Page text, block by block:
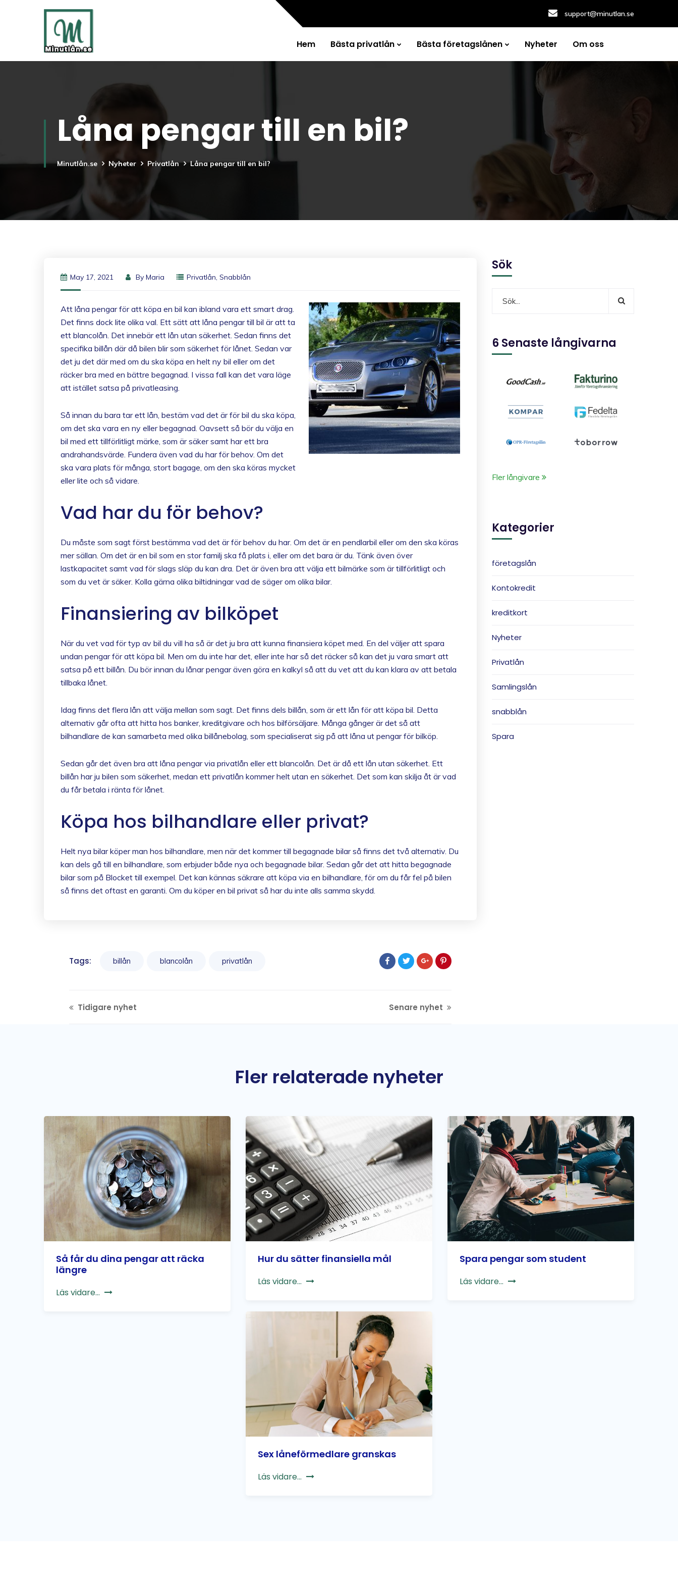
support@minutlan.se
Hem Bästa privatlån Bästa företagslånen Nyheter Om oss
Låna pengar till en bil?
Minutlån.se Nyheter Privatlån Låna pengar till en bil?
May 17, 2021 By Maria Privatlån, Snabblån
Att låna pengar för att köpa en bil kan ibland vara ett smart drag.
Det finns dock lite olika val. Ett sätt att låna pengar till bil är att ta
ett blancolån. Det innebär ett lån utan säkerhet. Sedan finns det
specifika billån där då bilen blir som säkerhet för lånet. Sedan var
det ju det där med om du ska köpa en helt ny bil eller om det
räcker bra med en bättre begagnad. I vissa fall kan det vara läge
att istället satsa på privatleasing.
Så innan du bara tar ett lån, bestäm vad det är för bil du ska köpa,
om det ska vara en ny eller begagnad. Oavsett så bör du välja en
bil med ett tillförlitligt märke, som är säker samt har ett bra
andrahandsvärde. Fundera även vad du har för behov. Om det
ska vara plats för många, stort bagage, om den ska köras mycket
eller lite och så vidare.
Vad har du för behov?
Du måste som sagt först bestämma vad det är för behov du har. Om det är en pendlarbil eller om den ska köras
mer sällan. Om det är en bil som en stor familj ska få plats i, eller om det bara är du. Tänk även över
lastkapacitet samt vad för slags släp du kan dra. Det är även bra att välja ett bilmärke som är tillförlitligt och
som du vet är säker. Kolla gärna olika biltidningar vad de säger om olika bilar.
Finansiering av bilköpet
När du vet vad för typ av bil du vill ha så är det ju bra att kunna finansiera köpet med. En del väljer att spara
undan pengar för att köpa bil. Men om du inte har det, eller inte har så det räcker så kan det ju vara smart att
satsa på ett billån. Du bör innan du lånar pengar även göra en kalkyl så att du vet att du kan klara av att betala
tillbaka lånet.
Idag finns det flera lån att välja mellan som sagt. Det finns dels billån, som är ett lån för att köpa bil. Detta
alternativ går ofta att hitta hos banker, kreditgivare och hos bilförsäljare. Många gånger är det så att
bilhandlare de kan samarbeta med olika billånebolag, som specialiserat sig på att låna ut pengar för bilköp.
Sedan går det även bra att låna pengar via privatlån eller ett blancolån. Det är då ett lån utan säkerhet. Ett
billån har ju bilen som säkerhet, medan ett privatlån kommer helt utan en säkerhet. Det som kan skilja åt är vad
du får betala i ränta för lånet.
Köpa hos bilhandlare eller privat?
Helt nya bilar köper man hos bilhandlare, men när det kommer till begagnade bilar så finns det två alternativ. Du
kan dels gå till en bilhandlare, som erbjuder både nya och begagnade bilar. Sedan går det att hitta begagnade
bilar som på Blocket till exempel. Det kan kännas säkrare att köpa via en bilhandlare, för om du får fel på bilen
så finns det oftast en garanti. Om du köper en bil privat så har du inte alls samma skydd.
Tags: billån blancolån privatlån
Tidigare nyhet Senare nyhet
Sök
6 Senaste långivarna
Fler långivare
Kategorier
företagslån
Kontokredit
kreditkort
Nyheter
Privatlån
Samlingslån
snabblån
Spara
Fler relaterade nyheter
Så får du dina pengar att räcka
längre
Läs vidare...
Hur du sätter finansiella mål
Läs vidare...
Spara pengar som student
Läs vidare...
Sex låneförmedlare granskas
Läs vidare...